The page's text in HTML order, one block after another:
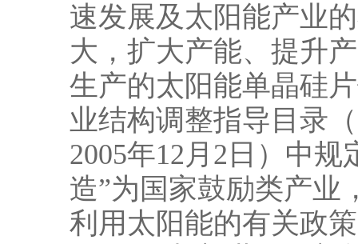
速发展及太阳能产业
大，扩大产能、提升
生产的太阳能单晶硅
业结构调整指导目录
2005年12月2日）中
造”为国家鼓励类产业
利用太阳能的有关政